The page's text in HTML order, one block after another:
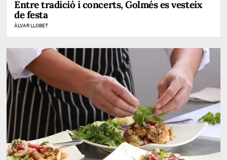
Entre tradició i concerts, Golmés es vesteix
de festa
ÀLVAR LLOBET